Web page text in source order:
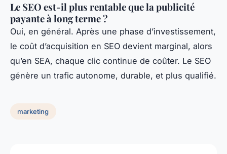
Le SEO est-il plus rentable que la publicité
payante à long terme ?
Oui, en général. Après une phase d’investissement,
le coût d’acquisition en SEO devient marginal, alors
qu’en SEA, chaque clic continue de coûter. Le SEO
génère un trafic autonome, durable, et plus qualifié.
marketing